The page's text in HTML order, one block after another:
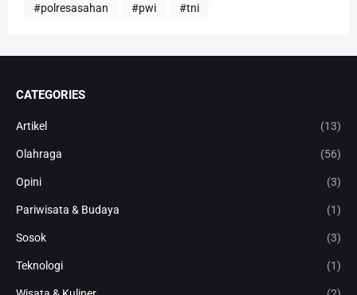
#polresasahan #pwi #tni
CATEGORIES
Artikel (13)
Olahraga (56)
Opini (3)
Pariwisata & Budaya (1)
Sosok (3)
Teknologi (1)